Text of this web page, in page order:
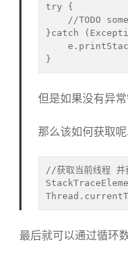
try {
}catch
}
但是如果没有异
那么该如何获取呢.
//获取当前线程 并
最后就可以通过循环